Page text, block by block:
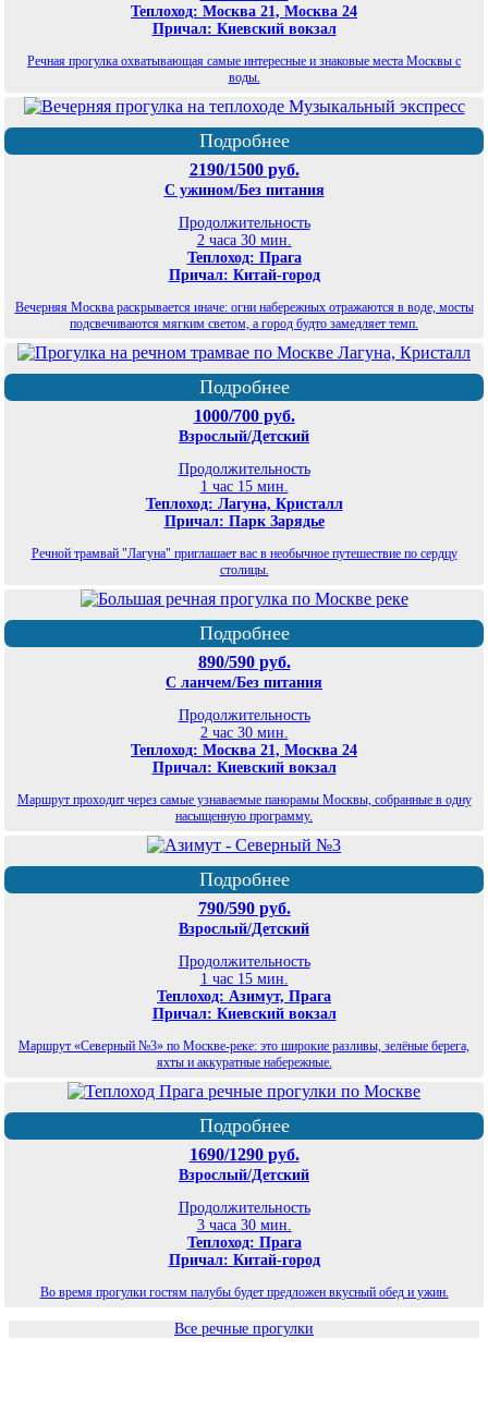
Теплоход: Москва 21, Москва 24
Причал: Киевский вокзал
Речная прогулка охватывающая самые интересные и знаковые места Москвы с
воды.
Подробнее
2190/1500 руб.
С ужином/Без питания
Продолжительность
2 часа 30 мин.
Теплоход: Прага
Причал: Китай-город
Вечерняя Москва раскрывается иначе: огни набережных отражаются в воде, мосты
подсвечиваются мягким светом, а город будто замедляет темп.
Подробнее
1000/700 руб.
Взрослый/Детский
Продолжительность
1 час 15 мин.
Теплоход: Лагуна, Кристалл
Причал: Парк Зарядье
Речной трамвай "Лагуна" приглашает вас в необычное путешествие по сердцу
столицы.
Подробнее
890/590 руб.
С ланчем/Без питания
Продолжительность
2 час 30 мин.
Теплоход: Москва 21, Москва 24
Причал: Киевский вокзал
Маршрут проходит через самые узнаваемые панорамы Москвы, собранные в одну
насыщенную программу.
Подробнее
790/590 руб.
Взрослый/Детский
Продолжительность
1 час 15 мин.
Теплоход: Азимут, Прага
Причал: Киевский вокзал
Маршрут «Северный №3» по Москве-реке: это широкие разливы, зелёные берега,
яхты и аккуратные набережные.
Подробнее
1690/1290 руб.
Взрослый/Детский
Продолжительность
3 часа 30 мин.
Теплоход: Прага
Причал: Китай-город
Во время прогулки гостям палубы будет предложен вкусный обед и ужин.
Все речные прогулки